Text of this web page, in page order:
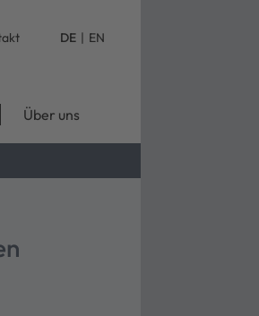
DE | EN
Über uns